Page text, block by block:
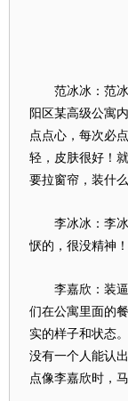
范冰冰：范冰
阳区某高级公寓
点点心，每次必
轻，皮肤很好！
要拉窗帘，装什
李冰冰：李冰
恹的，很没精神
李嘉欣：装逼
们在公寓里面的
实的样子和状态
没有一个人能认
点像李嘉欣时，